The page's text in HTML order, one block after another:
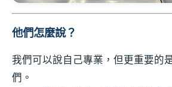
他們怎麼說？
我們可以說自己專業，但更重要的
們。